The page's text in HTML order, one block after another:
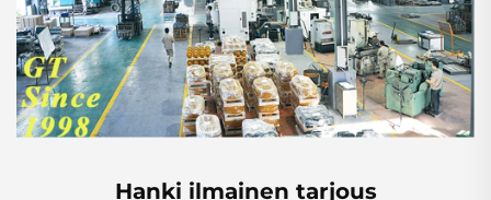
Hanki ilmainen tarjous